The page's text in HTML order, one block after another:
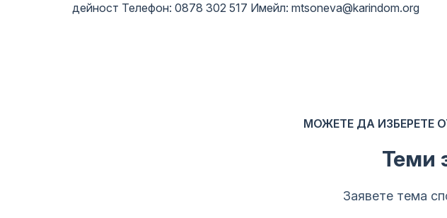
дейност Телефон: 0878 302 517 Имейл: mtsoneva@karindom.org
МОЖЕТЕ ДА ИЗБЕРЕТЕ
Теми
Заявете тема